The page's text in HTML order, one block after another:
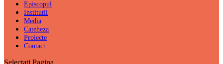
Episcopul
Institutii
Media
Cateheza
Proiecte
Contact
Selectați Pagina